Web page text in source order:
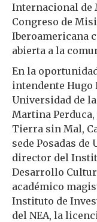
Internacional de
Congreso de
Iberoamericana
abierta a la
En la
intendente Hugo
Universidad de
Martina
Tierra sin Mal,
sede Posadas de
director del
Desarrollo
académico
Instituto de
del NEA, la